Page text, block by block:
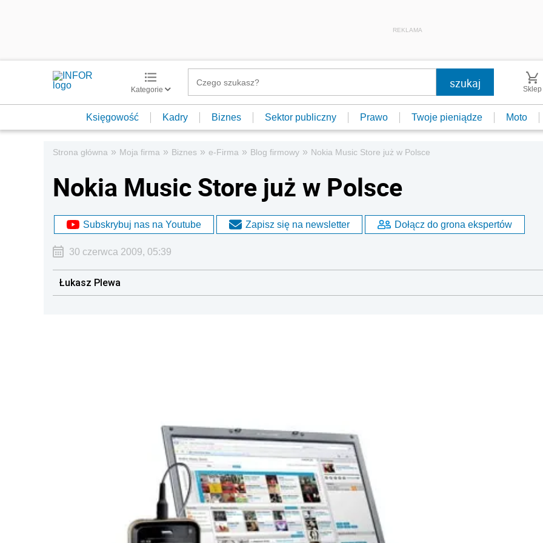
REKLAMA
Kategorie Sklep
Księgowość Kadry Biznes Sektor publiczny Prawo Twoje pieniądze Moto
Strona główna » Moja firma » Biznes » e-Firma » Blog firmowy » Nokia Music Store już w Polsce
Nokia Music Store już w Polsce
Subskrybuj nas na Youtube Zapisz się na newsletter Dołącz do grona ekspertów
30 czerwca 2009, 05:39
Łukasz Plewa